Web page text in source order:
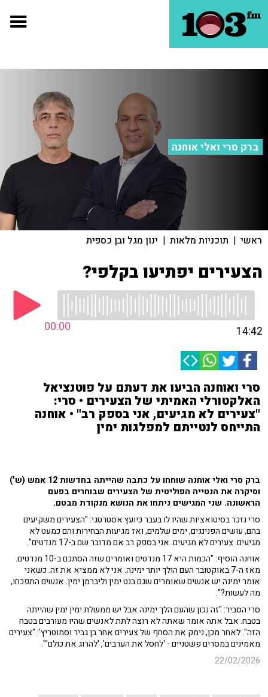
ברק סרי ואלי אוחנה
ראשי | תוכניות מלאות | ינון מגל ובן כספית
הצעירים יפתיעו בקלפי?
00:00 14:42
סרי ואוחנה הביעו את דעתם על פוטנציאל
האלקטורלי האמיתי של הצעירים • סרי:
"צעירים לא מגיעים, אני בספק רב" • אוחנה
התייחס לנטייתם למפלגות ימין
ברק סרי ואלי אוחנה שוחחו על כתבה שהייתה בחדשות 12 אמש (ש')
וסיקרה את הנטייה הפוליטית של הצעירים שבוחרים בפעם
הראשונה. שני המגישים ניתחו את הנושא מנקודת מבטם.
סרי נזכר בסיטואציות שהיו לו בעבר כיועץ אסטרטגי: "הצעירים משקיעים
בהם, עושים הפנינגים, ימים שלמים, ואז מגיעות הבחירות והם כמעט לא
מגיעים. צעירים לא מגיעים. אני בספק רב אם מדובר שם ב-17 מנדטים".
אוחנה הוסיף: "הכמות היא 17 מנדטים ואומרים שזה הסתכם ב-10 מנדטים.
מאז ה-7 באוקטובר העם הולך יותר ימינה. אני לא ממציא את זה. כשאני
אומר ימינה יש אנשים שאומרים שגם בנט ימין וליברמן ימין. אנשים התפכחו,
מה לעשות?".
סרי הסביר: "זה נכון שהעם הלך ימינה אבל יש ממשלת ימין ימין שהייתה
בטבח. אבל אתה אומר שאתה לא רוצה לתת לאנשים שהיו מעורבים בטבח
הזה". לאחר מכן, נימק את הסחף של צעירים אחר בן גביר וסמוטריץ': "צעירים
מאמינים במסרים פשטניים - 'לחסל את הערבים', 'להרוג את כולם'".
22/02/2026